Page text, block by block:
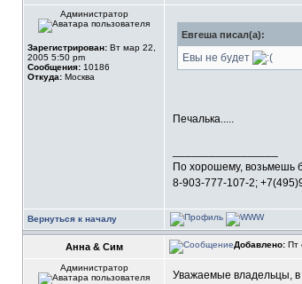
Администратор
Зарегистрирован: Вт мар 22,
2005 5:50 pm
Сообщения: 10186
Откуда: Москва
Евгеша писал(а):
Евы не будет
Печалька.....
По хорошему, возьмешь
8-903-777-107-2;
Вернуться к началу
Анна & Сим Добавлено: Пт
Администратор
Уважаемые владельцы, в